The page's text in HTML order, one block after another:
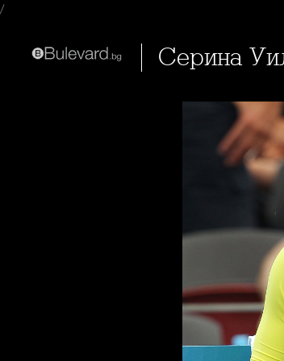
/
Серина